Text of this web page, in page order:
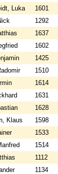
Luka 1601
1292
1637
1602
1425
1510
1614
1631
1628
Klaus 1598
1533
1514
1112
1134